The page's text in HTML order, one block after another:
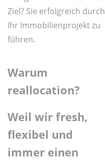
Ziel? Sie erfolgreich durch
Ihr Immobilienprojekt zu
führen.
Warum
reallocation?
Weil wir fresh,
flexibel und
immer einen